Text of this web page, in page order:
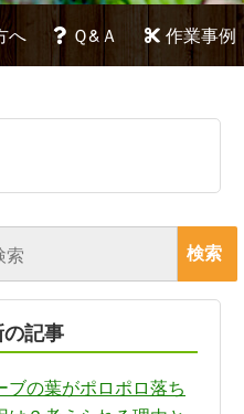
へ Ｑ&Ａ 作業事例
記事
ブの葉がポロポロ落ち